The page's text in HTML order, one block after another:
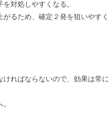
対処しやすくなる。
るため、確定２発を狙いやすく
ければならないので、効果は常に